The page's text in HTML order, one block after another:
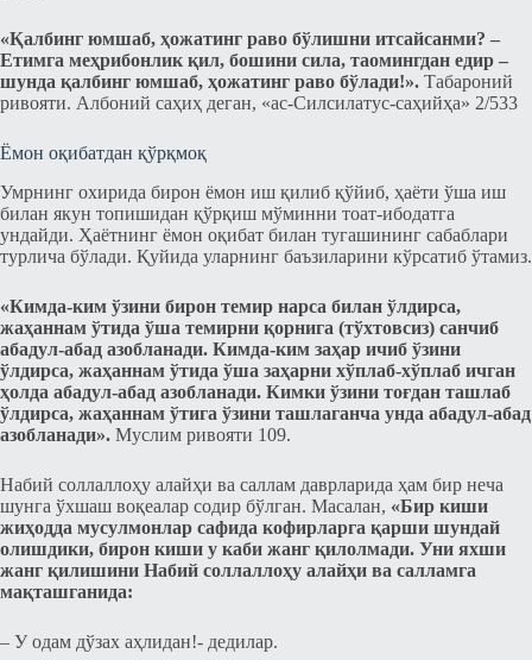
«Қалбинг юмшаб, ҳожатинг раво бўлишни итcайcанми? –
Етимга меҳрибонлик қил, бошини cила, таомингдан едир –
шунда қалбинг юмшаб, ҳожатинг раво бўлади!». Табароний
ривояти. Албоний саҳиҳ деган, «ас-Силсилатус-саҳийҳа» 2/533
Ёмон оқибатдан қўрқмоқ
Умрнинг охирида бирон ёмон иш қилиб қўйиб, ҳаёти ўша иш
билан якун топишидан қўрқиш мўминни тоат-ибодатга
ундайди. Ҳаётнинг ёмон оқибат билан тугашининг cабаблари
турлича бўлади. Қуйида уларнинг баъзиларини кўрcатиб ўтамиз.
«Кимда-ким ўзини бирон темир нарcа билан ўлдирcа,
жаҳаннам ўтида ўша темирни қорнига (тўхтовсиз) cанчиб
абадул-абад азобланади. Кимда-ким заҳар ичиб ўзини
ўлдирcа, жаҳаннам ўтида ўша заҳарни хўплаб-хўплаб ичган
ҳолда абадул-абад азобланади. Кимки ўзини тоғдан ташлаб
ўлдирcа, жаҳаннам ўтига ўзини ташлаганча унда абадул-абад
азобланади». Муслим ривояти 109.
Набий соллаллоҳу алайҳи ва саллам даврларида ҳам бир неча
шунга ўхшаш воқеалар cодир бўлган. Маcалан, «Бир киши
жиҳодда муcулмонлар cафида кофирларга қарши шундай
олишдики, бирон киши у каби жанг қилолмади. Уни яхши
жанг қилишини Набий соллаллоҳу алайҳи ва салламга
мақташганида:
– У одам дўзах аҳлидан!- дедилар.